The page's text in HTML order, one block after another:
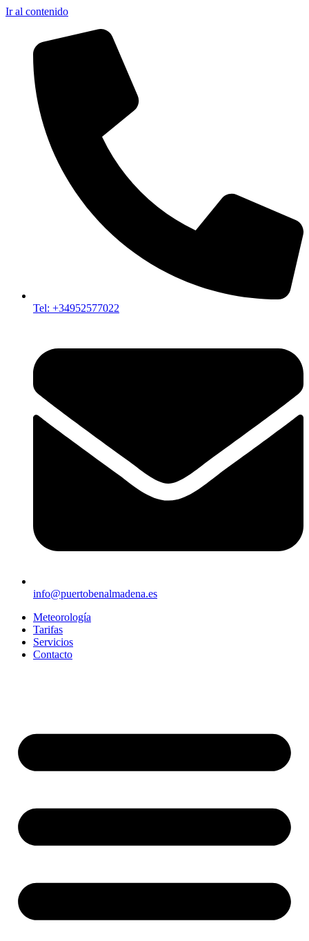
Ir al contenido
Tel: +34952577022
info@puertobenalmadena.es
Meteorología
Tarifas
Servicios
Contacto